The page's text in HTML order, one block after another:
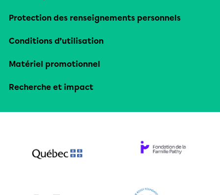
Protection des renseignements personnels
Conditions d’utilisation
Matériel promotionnel
Recherche et impact